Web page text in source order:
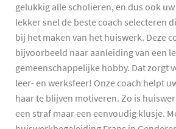
gelukkig alle scholieren, en dus ook
lekker snel de beste coach selecteren
bij het maken van het huiswerk. Deze
bijvoorbeeld naar aanleiding van een
gemeenschappelijke hobby. Dat zorgt
leer- en werksfeer! Onze coach helpt
haar te blijven motiveren. Zo is
een straf maar een eenvoudig klusje.